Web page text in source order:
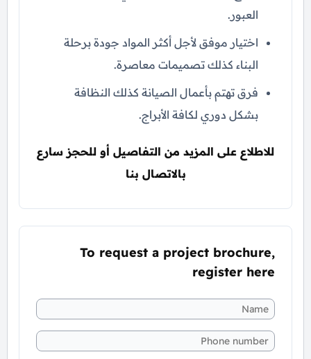
العبور.
اختيار موفق لأجل أكثر المواد جودة برحلة
البناء كذلك تصميمات معاصرة.
فرق تهتم بأعمال الصيانة كذلك النظافة
بشكل دوري لكافة الأبراج.
للاطلاع على المزيد من التفاصيل أو للحجز سارع
بالاتصال بنا
To request a project brochure,
register here